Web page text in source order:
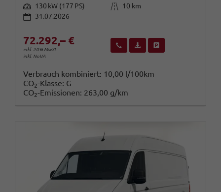
Leistung 130 kW (177 PS) Kilometerstand
10 km
31.07.2026
72.292,– €
inkl. 20% MwSt.
inkl. NoVA
Wir rufen Sie anFahrzeugexposé (PDF)
Verbrauch kombiniert: 10,00 l/100km
CO2-Klasse: G
CO2-Emissionen: 263,00 g/km